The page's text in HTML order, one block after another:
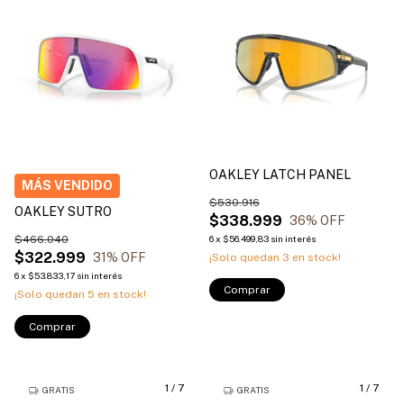
OAKLEY SUTRO
$322.999
$466.040
31% OFF
6x $53.833,17 sin interés
¡Solo quedan 5 en stock!
Comprar
OAKLEY LATCH PANEL
$338.999
$530.916
36% OFF
6x $56.499,83 sin interés
¡Solo quedan 3 en stock!
Comprar
1 / 7
GRATIS 1 / 7
GRATIS